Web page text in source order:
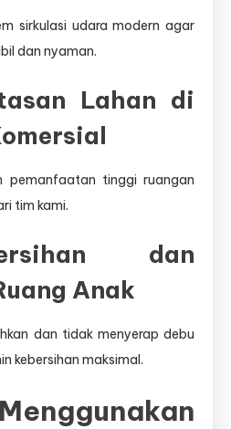
sirkulasi udara modern agar
dan nyaman.
Lahan di
pemanfaatan tinggi ruangan
tim kami.
dan
Anak
dan tidak menyerap debu
kebersihan maksimal.